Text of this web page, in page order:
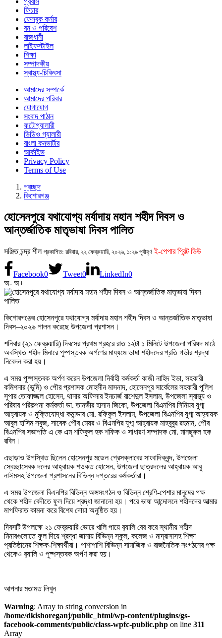
ফিচার
ফেসবুক কর্নার
বন ও পরিবেশ
রাজধানী
লাইফস্টাইল
শিক্ষা
সম্পাদকীয়
স্বাস্থ্য-চিকিৎসা
আমাদের সম্পর্কে
আমাদের পরিবার
যোগাযোগ
সংবাদ পাঠান
ফটোগ্যালারী
ভিডিও গ্যালারী
বাংলা কনভার্টার
আর্কাইভ
Privacy Policy
Terms of Use
প্রচ্ছদ
কিশোরগঞ্জ
হোসেনপুরে যথাযোগ্য মর্যাদায় মহান শহীদ দিবস ও
আন্তর্জাতিক মাতৃভাষা দিবস পালিত
সঞ্জিত চন্দ্র শীল প্রকাশিত: রবিবার, ২২ ফেব্রুয়ারি, ২০২৬, ১:২৯ পূর্বাহ্ণ ই-পেপার প্রিন্ট ভিউ
Facebook0 Tweet0 LinkedIn0
অ- অ+
কিশোরগঞ্জের হোসেনপুরে যথাযোগ্য মর্যাদায় মহান শহীদ দিবস ও আন্তর্জাতিক মাতৃভাষা
দিবস–২০২৬ পালন করেছে উপজেলা প্রশাসন।
শনিবার (২১ ফেব্রুয়ারি) দিবসের প্রথম প্রহরে রাত ১২টা ১ মিনিটে উপজেলা পরিষদ মাঠে
অবস্থিত শহীদ মিনারে পুষ্পস্তবক অর্পণের মাধ্যমে ভাষা শহীদদের প্রতি গভীর শ্রদ্ধা
নিবেদন করা হয়।
এ সময় পুষ্পস্তবক অর্পণ করেন উপজেলা নির্বাহী কর্মকর্তা কাজী নাহিদ ইভা, সহকারী
কমিশনার (ভূমি) ও পৌর প্রশাসক মোহসীন মাসনাদ, হোসেনপুর সার্কেলের সহকারী পুলিশ
সুপার তোফাজ্জল হোসেন, থানার অফিসার ইনচার্জ রাশেদুল ইসলাম, উপজেলা স্বাস্থ্য ও
পরিবার পরিকল্পনা কর্মকর্তা ডা. তানভীর হাসান জিকো, উপজেলা বিএনপির সিনিয়র যুগ্ম
আহ্বায়ক ও মুক্তিযোদ্ধা কমান্ডার মো. রফিকুল ইসলাম, উপজেলা বিএনপির যুগ্ম আহ্বায়ক
আবুল হাসিম সবুজ, সাবেক পৌর মেয়র ও বিএনপির যুগ্ম আহ্বায়ক মাহবুবুর রহমান, পৌর
বিএনপির সভাপতি এ কে এম শফিকুল হক শফিক ও সাধারণ সম্পাদক মো. মানছুরুল হক
রবিন।
এছাড়াও উপস্থিত ছিলেন হোসেনপুর মডেল প্রেসক্লাবের সাংবাদিকবৃন্দ, উপজেলা
স্বেচ্ছাসেবক দলের আহ্বায়ক শওকত হোসেন, উপজেলা ছাত্রদলের আহ্বায়ক আবু
নাঈমসহ উপজেলা প্রশাসনের বিভিন্ন দপ্তরের কর্মকর্তারা।
এ সময় উপজেলা বিএনপির বিভিন্ন অঙ্গসংগঠন ও বিভিন্ন শ্রেণি-পেশার মানুষের পক্ষ
থেকে শহীদ বেদীতে ফুল দিয়ে শ্রদ্ধা জানানো হয়। পরে ভাষা আন্দোলনে শহীদদের আত্মার
মাগফিরাত কামনা করে বিশেষ দোয়া অনুষ্ঠিত হয়।
দিবসটি উপলক্ষে ২১ ফেব্রুয়ারি ভোরে খালি পায়ে র‍্যালি বের করে স্থানীয় শহীদ
মিনারগুলোতে ফুল দিয়ে শ্রদ্ধা জানায় বিভিন্ন স্কুল, কলেজ ও মাদ্রাসাসহ শিক্ষা
প্রতিষ্ঠানের শিক্ষক-শিক্ষার্থীরা। পাশাপাশি বিভিন্ন সামাজিক ও রাজনৈতিক সংগঠনের পক্ষ
থেকেও র‍্যালি ও পুষ্পস্তবক অর্পণ করা হয়।
আপনার মতামত লিখুন
Warning: Array to string conversion in
/home/dkishoreganj/public_html/wp-content/plugins/gs-
facebook-comments/public/class-wpfc-public.php on line 311
Array